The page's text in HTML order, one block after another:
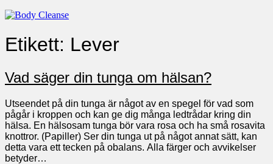
Etikett: Lever
Vad säger din tunga om hälsan?
Utseendet på din tunga är något av en spegel för vad som
pågår i kroppen och kan ge dig många ledtrådar kring din
hälsa. En hälsosam tunga bör vara rosa och ha små rosavita
knottror. (Papiller) Ser din tunga ut på något annat sätt, kan
detta vara ett tecken på obalans. Alla färger och avvikelser
betyder…